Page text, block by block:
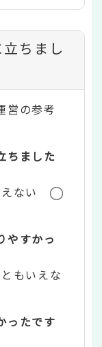
ちまし
営の参考
ちました
ない
やすかっ
もいえな
ったです